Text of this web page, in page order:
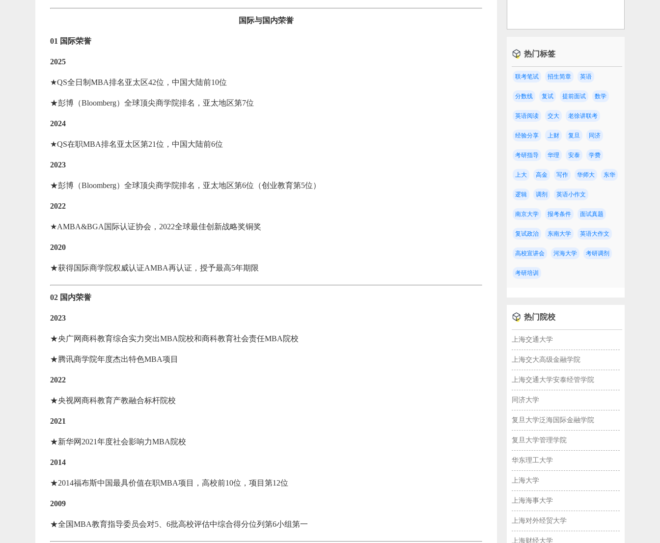
国际与国内荣誉
01 国际荣誉
2025
★QS全日制MBA排名亚太区42位，中国大陆前10位
★彭博（Bloomberg）全球顶尖商学院排名，亚太地区第7位
2024
★QS在职MBA排名亚太区第21位，中国大陆前6位
2023
★彭博（Bloomberg）全球顶尖商学院排名，亚太地区第6位（创业教育第5位）
2022
★AMBA&BGA国际认证协会，2022全球最佳创新战略奖铜奖
2020
★获得国际商学院权威认证AMBA再认证，授予最高5年期限
02 国内荣誉
2023
★央广网商科教育综合实力突出MBA院校和商科教育社会责任MBA院校
★腾讯商学院年度杰出特色MBA项目
2022
★央视网商科教育产教融合标杆院校
2021
★新华网2021年度社会影响力MBA院校
2014
★2014福布斯中国最具价值在职MBA项目，高校前10位，项目第12位
2009
★全国MBA教育指导委员会对5、6批高校评估中综合得分位列第6小组第一
热门标签
联考笔试 招生简章 英语
分数线 复试 提前面试 数学
英语阅读 交大 老徐讲联考
经验分享 上财 复旦 同济
考研指导 华理 安泰 学费
上大 高金 写作 华师大 东华
逻辑 调剂 英语小作文
南京大学 报考条件 面试真题
复试政治 东南大学 英语大作文
高校宣讲会 河海大学 考研调剂
考研培训
热门院校
上海交通大学
上海交大高级金融学院
上海交通大学安泰经管学院
同济大学
复旦大学泛海国际金融学院
复旦大学管理学院
华东理工大学
上海大学
上海海事大学
上海对外经贸大学
上海财经大学